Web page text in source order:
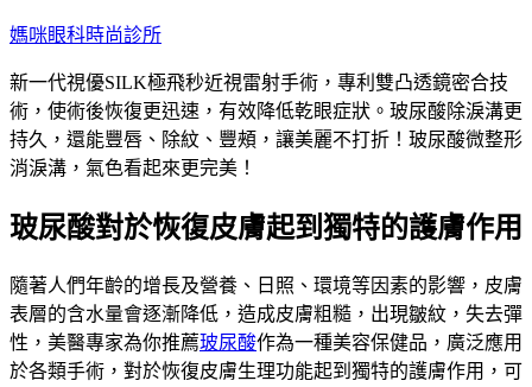
跳
主
要
內
容
媽咪眼科時尚診所
新一代視優SILK極飛秒近視雷射手術，專利雙凸透鏡密合技
術，使術後恢復更迅速，有效降低乾眼症狀。玻尿酸除淚溝更
持久，還能豐唇、除紋、豐頰，讓美麗不打折！玻尿酸微整形
消淚溝，氣色看起來更完美！
玻尿酸對於恢復皮膚起到獨特的護膚作用
隨著人們年齡的增長及營養、日照、環境等因素的影響，皮膚
表層的含水量會逐漸降低，造成皮膚粗糙，出現皺紋，失去彈
性，美醫專家為你推薦玻尿酸作為一種美容保健品，廣泛應用
於各類手術，對於恢復皮膚生理功能起到獨特的護膚作用，可